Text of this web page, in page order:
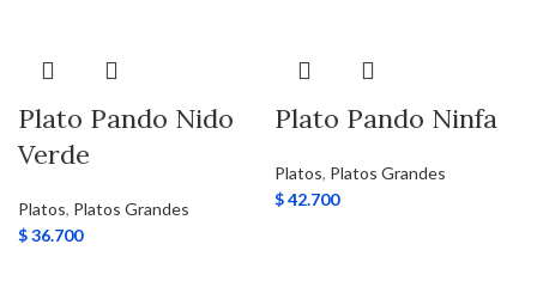
Plato Pando Nido
Verde
Platos, Platos Grandes
$36.700
Plato Pando Ninfa
Platos, Platos Grandes
$42.700